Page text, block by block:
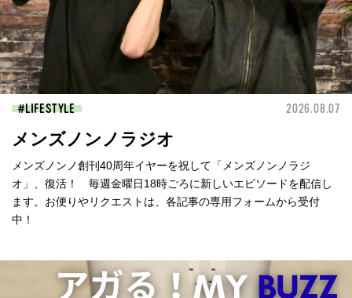
LIFESTYLE 2026.08.07
メンズノンノラジオ
メンズノンノ創刊40周年イヤーを祝して「メンズノンノラジ
オ」、復活！ 毎週金曜日18時ごろに新しいエピソードを配信し
ます。お便りやリクエストは、各記事の専用フォームから受付
中！